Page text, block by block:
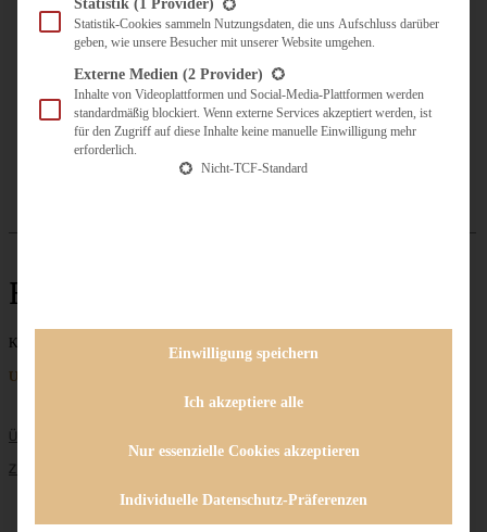
KULINARISCH UNTERWEGS
ÜBER MICH
ZUSAMMENARBEIT
Halloween
Keine Beiträge gefunden
Unternehmen
ÜBER MICH
ZUSAMMENARBEIT
Statistik (1 Provider)
Statistik-Cookies sammeln Nutzungsdaten, die uns Aufschluss darüber
geben, wie unsere Besucher mit unserer Website umgehen.
Externe Medien (2 Provider)
Inhalte von Videoplattformen und Social-Media-Plattformen werden
standardmäßig blockiert. Wenn externe Services akzeptiert werden, ist
für den Zugriff auf diese Inhalte keine manuelle Einwilligung mehr
erforderlich.
Nicht-TCF-Standard
Einwilligung speichern
Ich akzeptiere alle
Nur essenzielle Cookies akzeptieren
Individuelle Datenschutz-Präferenzen